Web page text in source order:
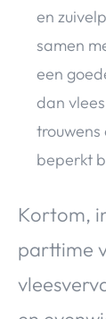
en
samen
een
dan
beperkt
Kortom,
parttime